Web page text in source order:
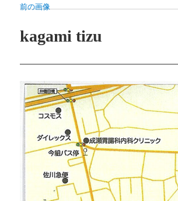
前の画像
kagami tizu